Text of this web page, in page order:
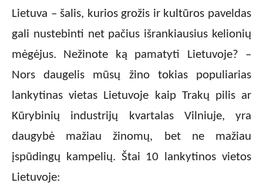
Lietuva – šalis, kurios grožis ir kultūros paveldas
gali nustebinti net pačius išrankiausius kelionių
mėgėjus. Nežinote ką pamatyti Lietuvoje? –
Nors daugelis mūsų žino tokias populiarias
lankytinas vietas Lietuvoje kaip Trakų pilis ar
Kūrybinių industrijų kvartalas Vilniuje, yra
daugybė mažiau žinomų, bet ne mažiau
įspūdingų kampelių. Štai 10 lankytinos vietos
Lietuvoje: